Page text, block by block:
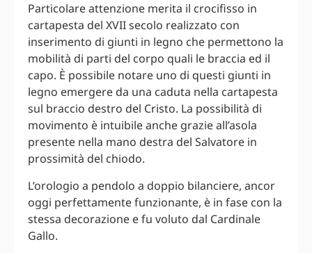
Particolare attenzione merita il crocifisso in
cartapesta del XVII secolo realizzato con
inserimento di giunti in legno che permettono la
mobilità di parti del corpo quali le braccia ed il
capo. È possibile notare uno di questi giunti in
legno emergere da una caduta nella cartapesta
sul braccio destro del Cristo. La possibilità di
movimento è intuibile anche grazie all’asola
presente nella mano destra del Salvatore in
prossimità del chiodo.
L’orologio a pendolo a doppio bilanciere, ancor
oggi perfettamente funzionante, è in fase con la
stessa decorazione e fu voluto dal Cardinale
Gallo.